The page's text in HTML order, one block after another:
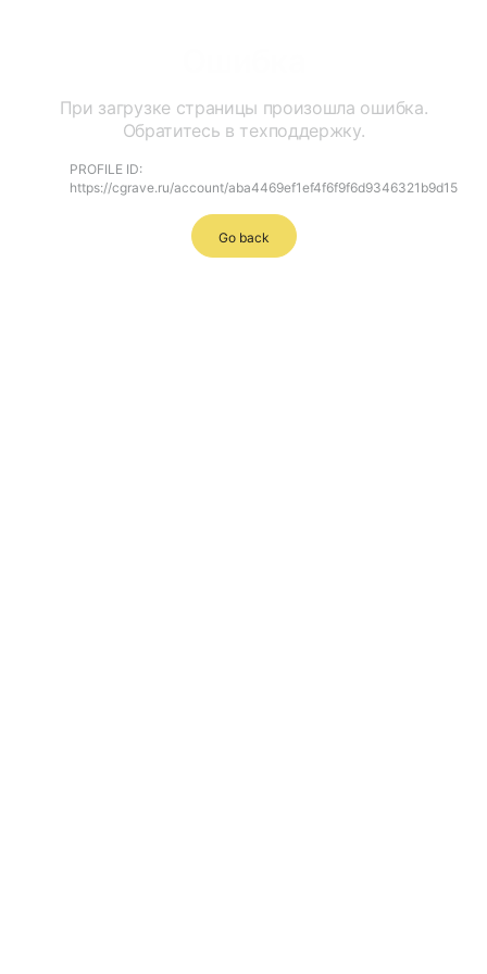
При загрузке страницы произошла ошибка.
Обратитесь в техподдержку.
PROFILE ID:
https://cgrave.ru/account/aba4469ef1ef4f6f9f6d9346321b9d15
Go back